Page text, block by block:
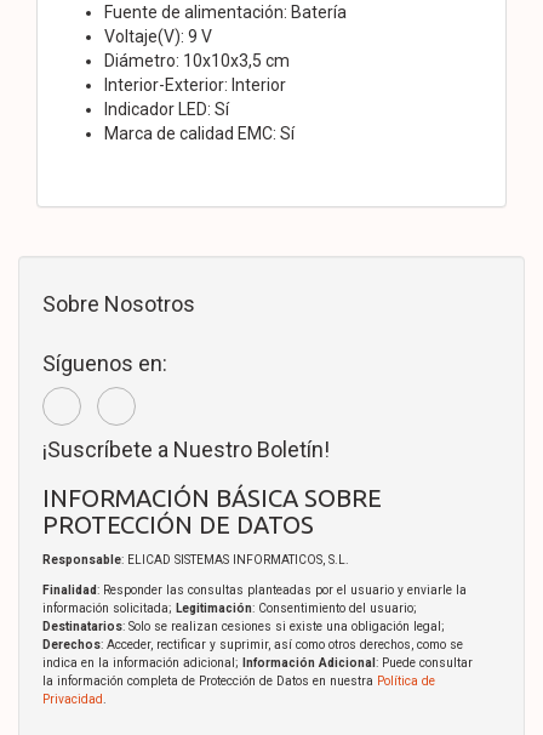
Fuente de alimentación: Batería
Voltaje(V): 9 V
Diámetro: 10x10x3,5 cm
Interior-Exterior: Interior
Indicador LED: Sí
Marca de calidad EMC: Sí
Sobre Nosotros
Síguenos en:
¡Suscríbete a Nuestro Boletín!
INFORMACIÓN BÁSICA SOBRE
PROTECCIÓN DE DATOS
Responsable: ELICAD SISTEMAS INFORMATICOS, S.L.
Finalidad: Responder las consultas planteadas por el usuario y enviarle la
información solicitada; Legitimación: Consentimiento del usuario;
Destinatarios: Solo se realizan cesiones si existe una obligación legal;
Derechos: Acceder, rectificar y suprimir, así como otros derechos, como se
indica en la información adicional;
Información Adicional : Puede consultar
la información completa de Protección de Datos en nuestra Política de
Privacidad